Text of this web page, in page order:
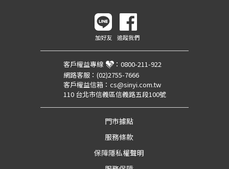
加好友 追蹤我們
客戶權益專線 ： 0800-211-922
網路客服： (02)2755-7666
客戶權益信箱： cs@sinyi.com.tw
110 台北市信義區信義路五段100號
門市據點
服務條款
保障隱私權聲明